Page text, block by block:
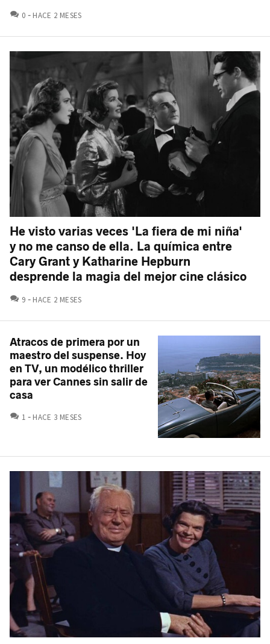
0 COMENTARIOS
HACE 2 MESES
He visto varias veces 'La fiera de mi niña'
y no me canso de ella. La química entre
Cary Grant y Katharine Hepburn
desprende la magia del mejor cine clásico
9 COMENTARIOS
HACE 2 MESES
Atracos de primera por un
maestro del suspense. Hoy
en TV, un modélico thriller
para ver Cannes sin salir de
casa
1 COMENTARIOS
HACE 3 MESES